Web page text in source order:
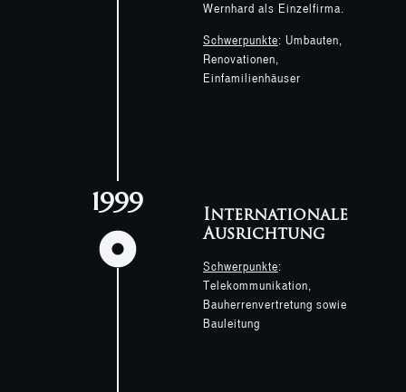
Wernhard als Einzelfirma.
Schwerpunkte: Umbauten,
Renovationen,
Einfamilienhäuser
1999
Internationale
Ausrichtung
Schwerpunkte:
Telekommunikation,
Bauherrenvertretung sowie
Bauleitung